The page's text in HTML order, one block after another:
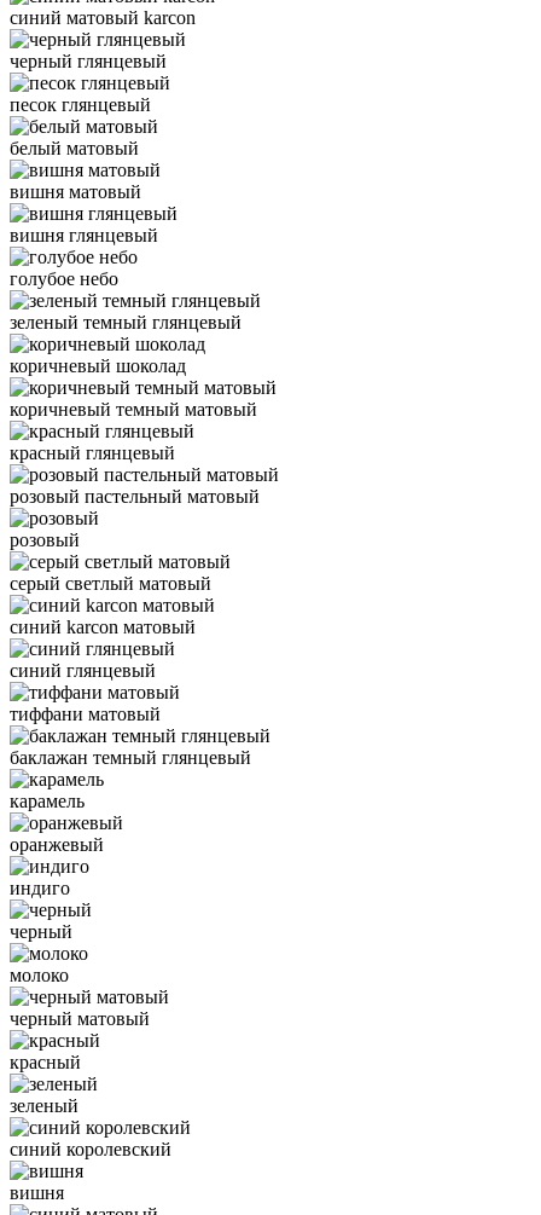
синий матовый karcon
черный глянцевый
песок глянцевый
белый матовый
вишня матовый
вишня глянцевый
голубое небо
зеленый темный глянцевый
коричневый шоколад
коричневый темный матовый
красный глянцевый
розовый пастельный матовый
розовый
серый светлый матовый
синий karcon матовый
синий глянцевый
тиффани матовый
баклажан темный глянцевый
карамель
оранжевый
индиго
черный
молоко
черный матовый
красный
зеленый
синий королевский
вишня